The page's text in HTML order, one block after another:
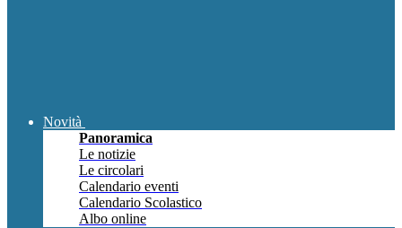
Novità
Panoramica
Le notizie
Le circolari
Calendario eventi
Calendario Scolastico
Albo online